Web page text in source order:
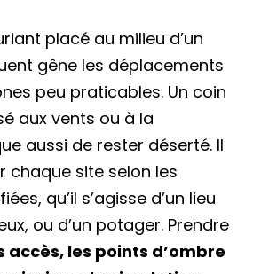
placé au milieu d’un
gêne les déplacements
peu praticables. Un coin
aux vents ou à la
aussi de rester déserté. Il
chaque site selon les
qu’il s’agisse d’un lieu
ou d’un potager. Prendre
accès, les points d’ombre